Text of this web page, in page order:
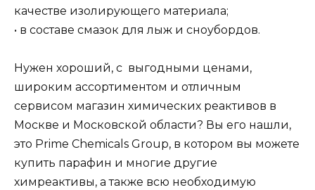
качестве изолирующего материала;
• в составе смазок для лыж и сноубордов.
Нужен хороший, с выгодными ценами,
широким ассортиментом и отличным
сервисом магазин химических реактивов в
Москве и Московской области? Вы его нашли,
это Prime Chemicals Group, в котором вы можете
купить парафин и многие другие
химреактивы, а также всю необходимую